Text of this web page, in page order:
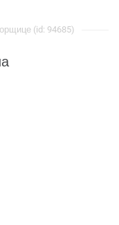
(id: 94685)